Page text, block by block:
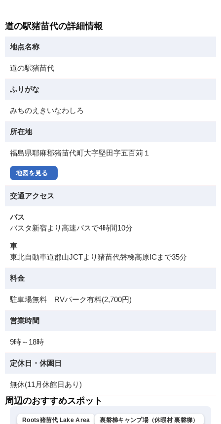
道の駅猪苗代の詳細情報
地点名称
道の駅猪苗代
ふりがな
みちのえきいなわしろ
所在地
福島県耶麻郡猪苗代町大字堅田字五百苅１
地図を見る
交通アクセス
バス
バスタ新宿より高速バスで4時間10分
車
東北自動車道郡山JCTより猪苗代磐梯高原ICまで35分
料金
駐車場無料 RVパーク有料(2,700円)
営業時間
9時～18時
定休日・休園日
無休(11月休館日あり)
周辺のおすすめスポット
Roots猪苗代 Lake Area
裏磐梯キャンプ場（休暇村 裏磐梯）